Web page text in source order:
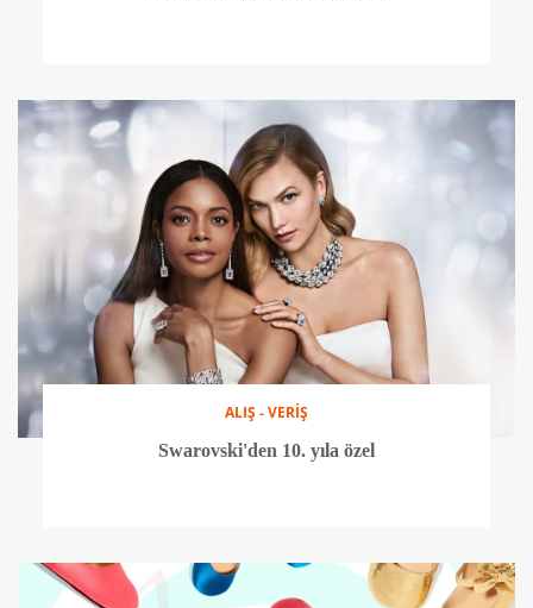
ALIŞ - VERİŞ
Swarovski'den 10. yıla özel